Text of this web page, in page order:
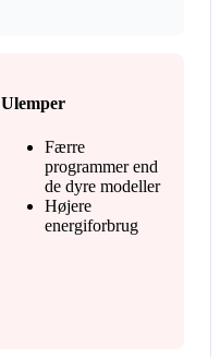
Ulemper
Færre
programmer end
de dyre modeller
Højere
energiforbrug